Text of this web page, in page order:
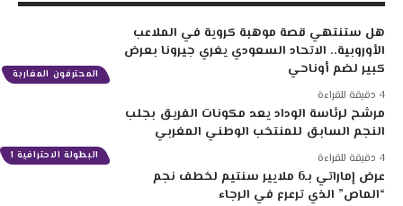
المحترفون المغاربة
هل ستنتهي قصة موهبة كروية في الملاعب
الأوروبية.. الاتحاد السعودي يغري جيرونا بعرض
كبير لضم أوناحي
البطولة الاحترافية 1
مرشح لرئاسة الوداد يعد مكونات الفريق بجلب
النجم السابق للمنتخب الوطني المغربي
عرض إماراتي بـ6 ملايير سنتيم لخطف نجم
“الماص” الذي ترعرع في الرجاء